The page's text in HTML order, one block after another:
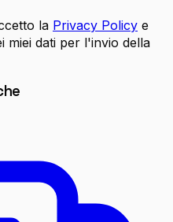
la Privacy Policy e
miei dati per l'invio della